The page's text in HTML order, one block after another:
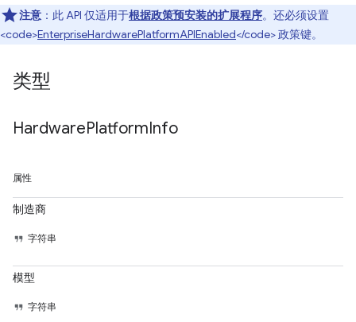
注意 ：此 API 仅适用于根据政策预安装的扩展程序。还必须设置
<code>EnterpriseHardwarePlatformAPIEnabled</code> 政策键。
类型
HardwarePlatformInfo
属性
制造商
字符串
模型
字符串